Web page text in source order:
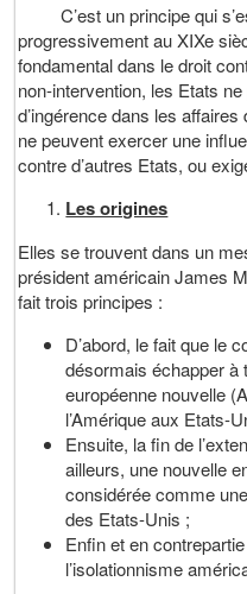
C’est un principe qui
progressivement au XIXe
fondamental dans le droit
non-intervention, les Etats
d’ingérence dans les affaires
ne peuvent exercer une
contre d’autres Etats, ou
Les origines
Elles se trouvent dans un
président américain James
fait trois principes :
D’abord, le fait que le
désormais échapper à
européenne nouvelle
l’Amérique aux Etats-
Ensuite, la fin de
ailleurs, une nouvelle
considérée comme
des Etats-Unis ;
Enfin et en
l’isolationnisme